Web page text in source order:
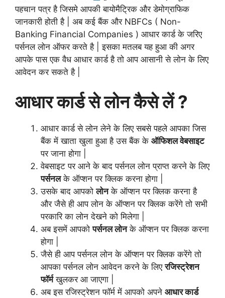
पहचान पत्र है जिसमे आपकी बायोमैट्रिक और डेमोग्राफिक
जानकारी होती है | अब कई बैंक और NBFCs ( Non-
Banking Financial Companies ) आधार कार्ड के जरिए
पर्सनल लोन ऑफर करते है | इसका मतलब यह हुआ की अगर
आपके पास एक वैध आधार कार्ड है तो आप आसानी से लोन के लिए
आवेदन कर सकते है |
आधार कार्ड से लोन कैसे लें ?
आधार कार्ड से लोन लेने के लिए सबसे पहले आपका जिस
बैंक में खाता खुला हुआ है उस बैंक के ऑफिशल वेबसाइट
पर जाना होगा |
वेबसाइट पर आने के बाद पर्सनल लोन प्राप्त करने के लिए
पर्सनलके ऑप्शन पर क्लिक करना होगा |
उसके बाद आपकोलोनके ऑप्शन पर क्लिक करना है
और जैसे ही आप लोन के ऑप्शन पर क्लिक करेंगे तो सभी
परकारि का लोन देखने को मिलेगा |
अब इसमें आपकोपर्सनल लोनके ऑप्शन पर क्लिक करना
होगा |
जैसे ही आप पर्सनल लोन के ऑप्शन पर क्लिक करेंगे तो
आपका पर्सनल लोन आवेदन करने के लिएरजिस्ट्रेशन
फॉर्मखुलकर आ जाएगा |
अब इस रजिस्ट्रेशन फॉर्म में आपको अपने आधार कार्ड